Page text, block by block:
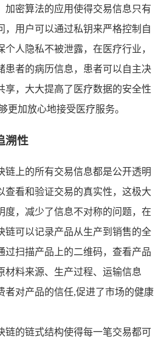
加密算法的应用使得交易信息只有
，用户可以通过私钥来严格控制自
个人隐私不被泄露，在医疗行业，
患者的病历信息，患者可以自主决
享，大大提高了医疗数据的安全性
更加放心地接受医疗服务。
溯性
链上的所有交易信息都是公开透明
查看和验证交易的真实性，这极大
度，减少了信息不对称的问题，在
链可以记录产品从生产到销售的全
过扫描产品上的二维码，查看产品
材料来源、生产过程、运输信息
者对产品的信任,促进了市场的健康
链的链式结构使得每一笔交易都可